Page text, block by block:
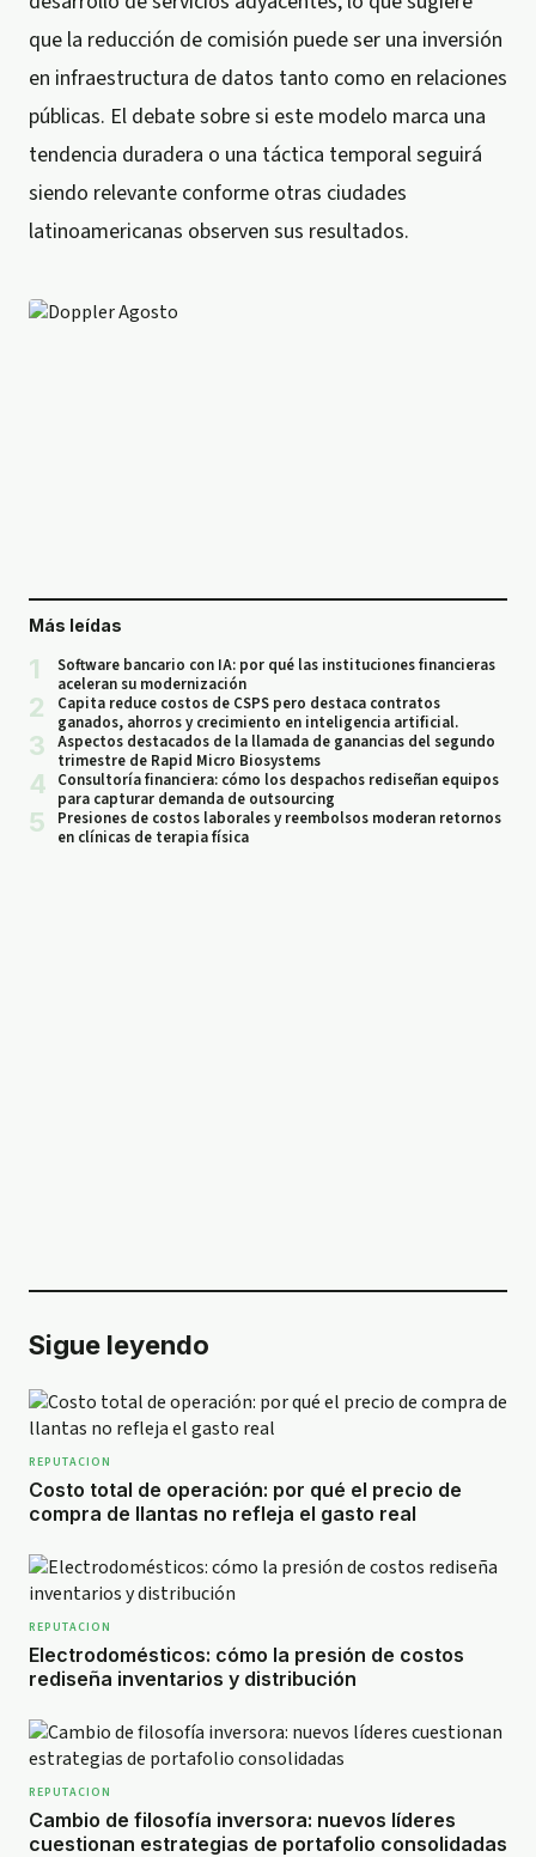
que la reducción de comisión puede ser una inversión
en infraestructura de datos tanto como en relaciones
públicas. El debate sobre si este modelo marca una
tendencia duradera o una táctica temporal seguirá
siendo relevante conforme otras ciudades
latinoamericanas observen sus resultados.
Más leídas
1
Software bancario con IA: por qué las instituciones financieras
aceleran su modernización
2
Capita reduce costos de CSPS pero destaca contratos
ganados, ahorros y crecimiento en inteligencia artificial.
3
Aspectos destacados de la llamada de ganancias del segundo
trimestre de Rapid Micro Biosystems
4
Consultoría financiera: cómo los despachos rediseñan equipos
para capturar demanda de outsourcing
5
Presiones de costos laborales y reembolsos moderan retornos
en clínicas de terapia física
Sigue leyendo
REPUTACION
Costo total de operación: por qué el precio de
compra de llantas no refleja el gasto real
REPUTACION
Electrodomésticos: cómo la presión de costos
rediseña inventarios y distribución
REPUTACION
Cambio de filosofía inversora: nuevos líderes
cuestionan estrategias de portafolio consolidadas